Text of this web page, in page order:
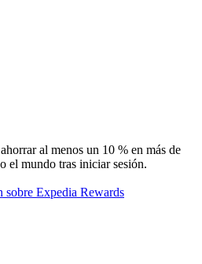
al menos un 10 % en más de
el mundo tras iniciar sesión.
sobre Expedia Rewards